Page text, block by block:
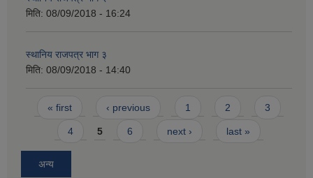
मिति: 08/09/2018 - 16:24
स्थानिय राजपत्र भाग ३
मिति: 08/09/2018 - 14:40
Pages
« first ‹ previous 1 2 3
4 5 6 next › last »
अन्य